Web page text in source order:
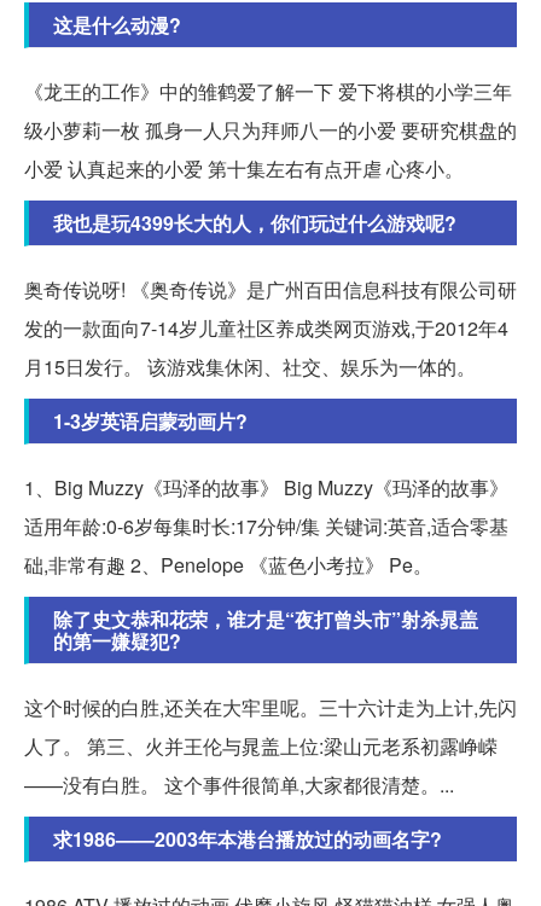
这是什么动漫?
《龙王的工作》中的雏鹤爱了解一下 爱下将棋的小学三年
级小萝莉一枚 孤身一人只为拜师八一的小爱 要研究棋盘的
小爱 认真起来的小爱 第十集左右有点开虐 心疼小。
我也是玩4399长大的人，你们玩过什么游戏呢?
奥奇传说呀! 《奥奇传说》是广州百田信息科技有限公司研
发的一款面向7-14岁儿童社区养成类网页游戏,于2012年4
月15日发行。 该游戏集休闲、社交、娱乐为一体的。
1-3岁英语启蒙动画片?
1、Big Muzzy《玛泽的故事》 Big Muzzy《玛泽的故事》
适用年龄:0-6岁每集时长:17分钟/集 关键词:英音,适合零基
础,非常有趣 2、Penelope 《蓝色小考拉》 Pe。
除了史文恭和花荣，谁才是“夜打曾头市”射杀晁盖
的第一嫌疑犯?
这个时候的白胜,还关在大牢里呢。三十六计走为上计,先闪
人了。 第三、火并王伦与晁盖上位:梁山元老系初露峥嵘
——没有白胜。 这个事件很简单,大家都很清楚。...
求1986——2003年本港台播放过的动画名字?